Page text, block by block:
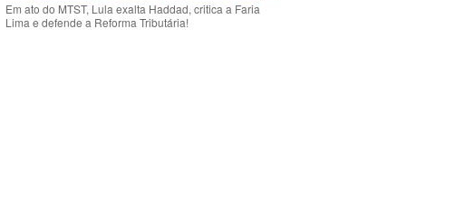
Em ato do MTST, Lula exalta Haddad, critica a Faria
Lima e defende a Reforma Tributária!